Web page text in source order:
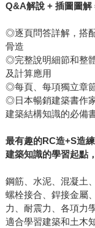
Q&A解說 + 插圖圖解
◎逐頁問答詳解，搭
骨造
◎完整說明細節和整
及計算應用
◎每頁、每項獨立章
◎日本暢銷建築書作
建築結構知識的必備
最有趣的RC造+S
建築知識的學習起點
鋼筋、水泥、混凝土
螺栓接合、銲接金屬
力、耐震力、各項
適合學習建築和土木